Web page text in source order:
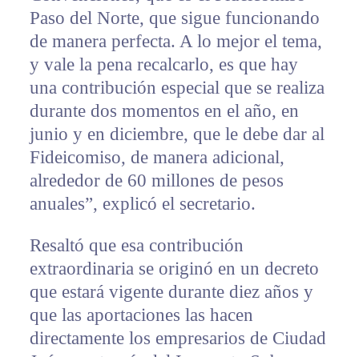
Paso del Norte, que sigue funcionando
de manera perfecta. A lo mejor el tema,
y vale la pena recalcarlo, es que hay
una contribución especial que se realiza
durante dos momentos en el año, en
junio y en diciembre, que le debe dar al
Fideicomiso, de manera adicional,
alrededor de 60 millones de pesos
anuales”, explicó el secretario.
Resaltó que esa contribución
extraordinaria se originó en un decreto
que estará vigente durante diez años y
que las aportaciones las hacen
directamente los empresarios de Ciudad